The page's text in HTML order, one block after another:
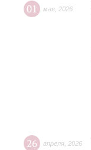
01 мая 2026
26 апреля 2026